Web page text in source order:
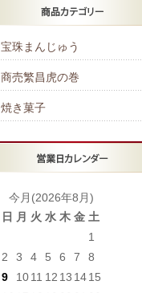
宝珠まんじゅう
商売繁昌虎の巻
焼き菓子
今月(2026年8月)
日
月 火 水 木 金 土
1
2
3 4 5 6 7
8
9
1011 12 13 1415